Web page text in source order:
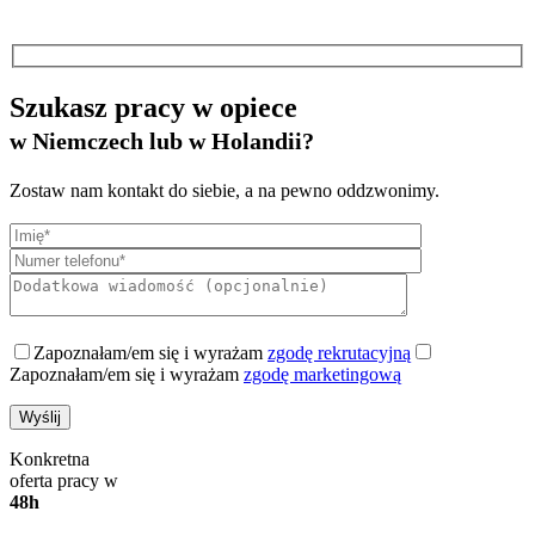
Szukasz pracy w opiece
w Niemczech lub w Holandii?
Zostaw nam kontakt do siebie, a na pewno oddzwonimy.
Zapoznałam/em się i wyrażam zgodę rekrutacyjną
Zapoznałam/em się i wyrażam zgodę marketingową
Konkretna
oferta pracy w
48h